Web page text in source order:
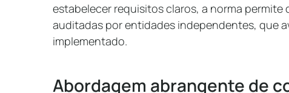
estabelecer requisitos claros, a norma permite
auditadas por entidades independentes, que
implementado.
Abordagem abrangente de